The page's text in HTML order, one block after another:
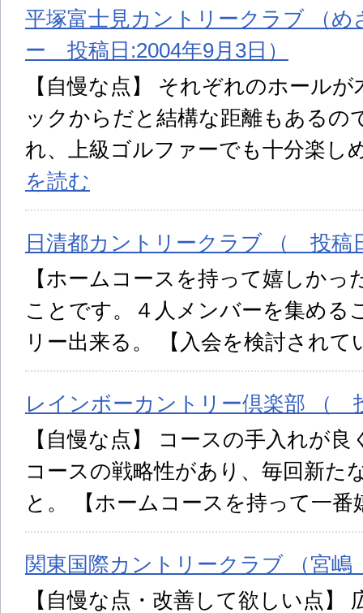
平塚富士見カントリークラブ （
ー 投稿日:2004年9月3日）
【自慢な点】 それぞれのホール
ックからだと結構な距離もあるの
れ、上級ゴルファーでも十分楽し
を読む
日清都カントリークラブ （ 投稿
【ホームコースを持って嬉しか
ことです。４人メンバーを集める
リー出来る。 【入会を検討され
レインボーカントリー倶楽部 （
【自慢な点】 コースの手入れが
コースの戦略性があり、毎回新た
と。 【ホームコースを持って一
関東国際カントリークラブ （宮
【自慢な点・改善して欲しい点】